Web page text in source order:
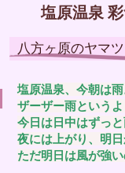
塩原温泉
八方ヶ原のヤマ
塩原温泉、今朝は
ザーザー雨という
今日は日中はずっ
夜には上がり、明
ただ明日は風が強